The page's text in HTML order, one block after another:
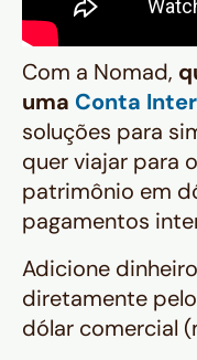
Com a Nomad,
uma Conta
soluções para
quer viajar para
patrimônio em
pagamentos
Adicione
diretamente
dólar comercial